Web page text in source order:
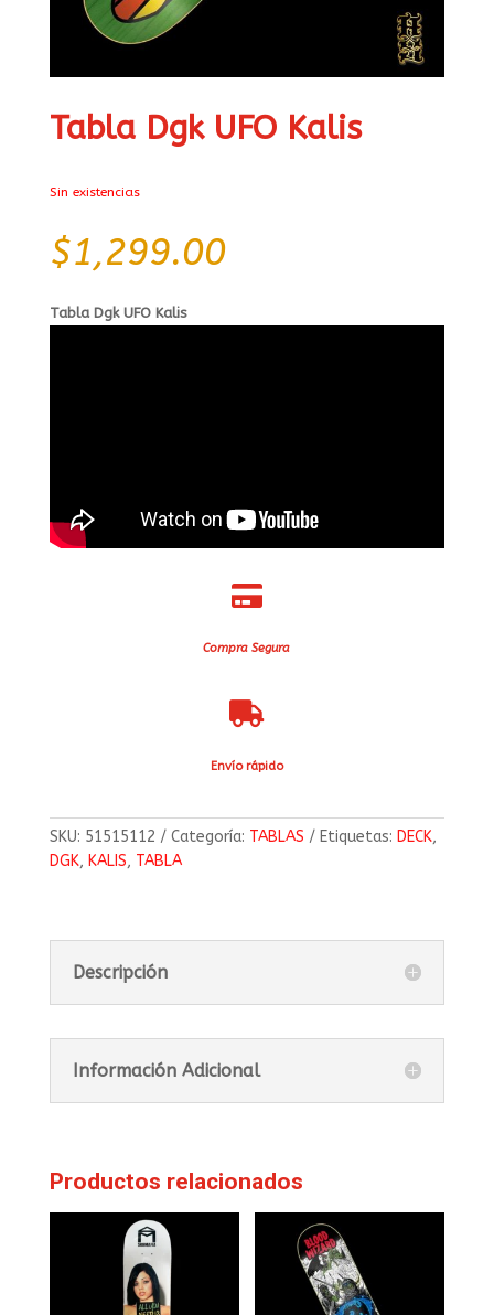
Tabla Dgk UFO Kalis
Sin existencias
$1,299.00
Tabla Dgk UFO Kalis

Compra Segura

Envío rápido
SKU: 51515112 Categoría: TABLAS Etiquetas: DECK,
DGK, KALIS, TABLA
Descripción
Información Adicional
Productos relacionados